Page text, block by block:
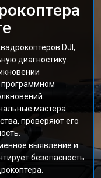
DJI,
диагностику.
программном
мастера
проверяют его
выявление и
безопасность